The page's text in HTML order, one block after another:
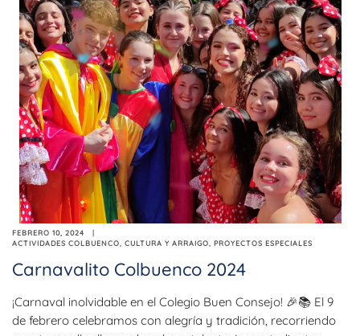
FEBRERO 10, 2024
ACTIVIDADES COLBUENCO
CULTURA Y ARRAIGO PROYECTOS ESPECIALES
Carnavalito Colbuenco 2024
¡Carnaval inolvidable en el Colegio Buen Consejo! 🎉📚 El 9
de febrero celebramos con alegría y tradición, recorriendo